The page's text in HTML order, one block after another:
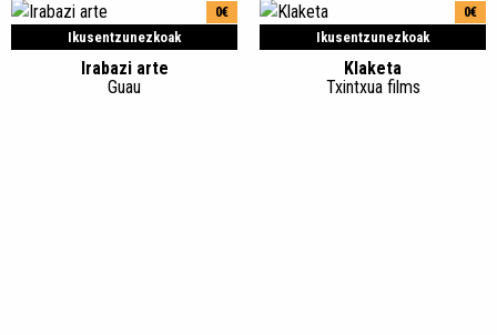
Ikusentzunezkoak
0€
Irabazi arte
Guau
Ikusentzunezkoak
0€
Klaketa
Txintxua films